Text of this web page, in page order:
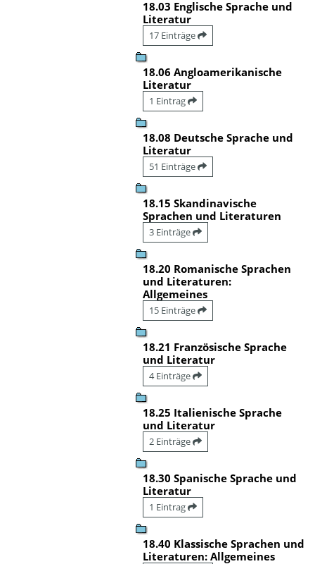
18.03 Englische Sprache und
Literatur
17 Einträge
18.06 Angloamerikanische
Literatur
1 Eintrag
18.08 Deutsche Sprache und
Literatur
51 Einträge
18.15 Skandinavische
Sprachen und Literaturen
3 Einträge
18.20 Romanische Sprachen
und Literaturen:
Allgemeines
15 Einträge
18.21 Französische Sprache
und Literatur
4 Einträge
18.25 Italienische Sprache
und Literatur
2 Einträge
18.30 Spanische Sprache und
Literatur
1 Eintrag
18.40 Klassische Sprachen und
Literaturen: Allgemeines